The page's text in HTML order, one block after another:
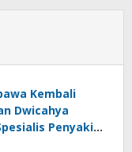
Kembali
Dwicahya
Penyakit